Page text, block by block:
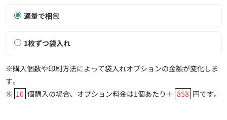
適量で梱包
1枚ずつ袋入れ
※購入個数や印刷方法によって袋入れオプションの金額が変化しま
す。
※ 10 個購入の場合、オプション料金は1個あたり＋ 858 円です。